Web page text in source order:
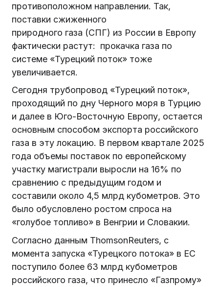
противоположном направлении. Так,
поставки сжиженного
природного газа (СПГ) из России в Европу
фактически растут: прокачка газа по
системе «Турецкий поток» тоже
увеличивается.
Сегодня трубопровод «Турецкий поток»,
проходящий по дну Черного моря в Турцию
и далее в Юго-Восточную Европу, остается
основным способом экспорта российского
газа в эту локацию. В первом квартале 2025
года объемы поставок по европейскому
участку магистрали выросли на 16% по
сравнению с предыдущим годом и
составили около 4,5 млрд кубометров. Это
было обусловлено ростом спроса на
«голубое топливо» в Венгрии и Словакии.
Согласно данным ThomsonReuters, с
момента запуска «Турецкого потока» в ЕС
поступило более 63 млрд кубометров
российского газа, что принесло «Газпрому»